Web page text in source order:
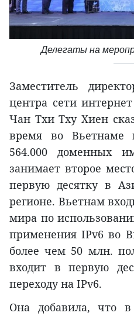
Делегаты на
Заместитель
центра сети
Чан Тхи Тху Хиен
время во Вьетнаме
564.000 доменных
занимает второе
первую десятку в
регионе. Вьетнам
мира по
применения IPv6 во
более чем 50 млн.
входит в первую
переходу на IPv6.
Она добавила, что